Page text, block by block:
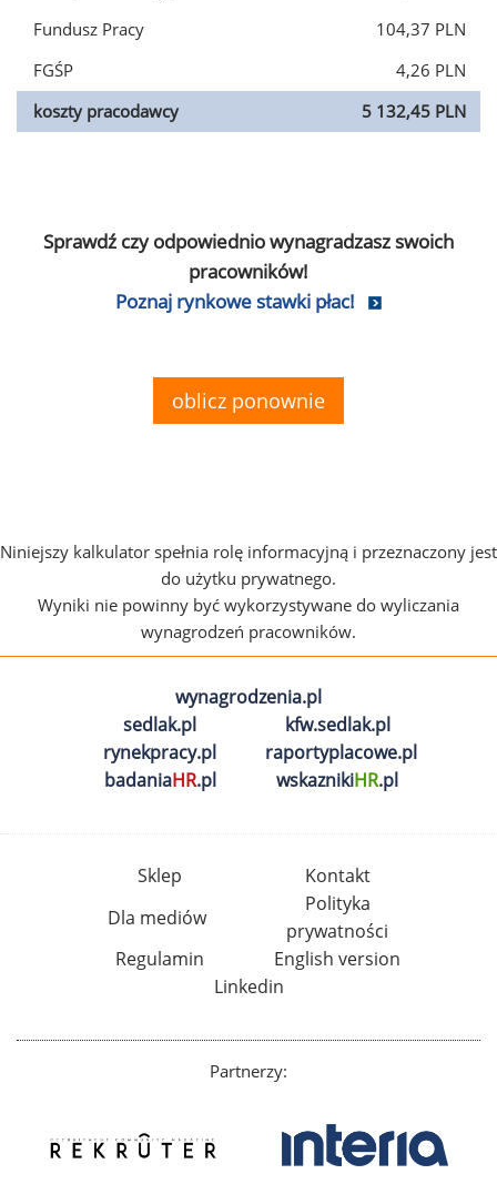
Fundusz Pracy
104,37 PLN
FGŚP
4,26 PLN
koszty pracodawcy
5 132,45 PLN
Sprawdź czy odpowiednio wynagradzasz swoich
pracowników!
Poznaj rynkowe stawki płac!
oblicz ponownie
Niniejszy kalkulator spełnia rolę informacyjną i przeznaczony jest
do użytku prywatnego.
Wyniki nie powinny być wykorzystywane do wyliczania
wynagrodzeń pracowników.
wynagrodzenia.pl
sedlak.pl
kfw.sedlak.pl
rynekpracy.pl
raportyplacowe.pl
badaniaHR.pl wskaznikiHR.pl
Sklep
Kontakt
Dla mediów
Polityka
prywatności
Regulamin
English version
Linkedin
Partnerzy: